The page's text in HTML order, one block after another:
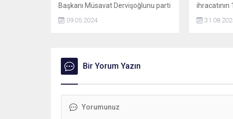
Başkanı Müsavat Dervişoğlunu parti
09.05.2024
milyon
Bir Yorum Yazın